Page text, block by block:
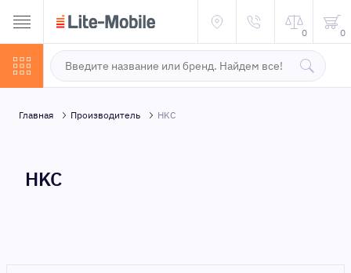
0 0
Главная Производитель HKC
HKC